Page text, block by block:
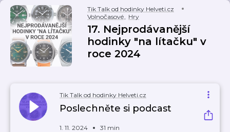
Tik Talk od hodinky Helveti.cz
Volnočasové, Hry
17. Nejprodávanější
hodinky "na lítačku" v
roce 2024
Tik Talk od hodinky Helveti.cz
Poslechněte si podcast
1. 11. 2024 31 min